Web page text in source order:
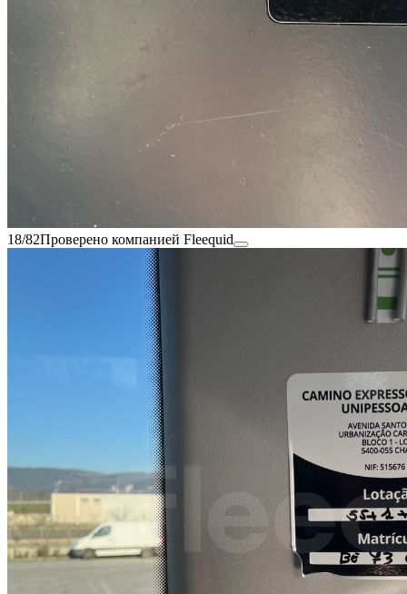
18/82Проверено компанией Fleequid